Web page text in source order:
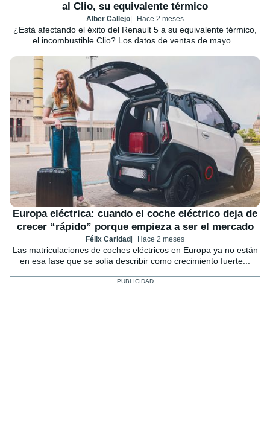
al Clio, su equivalente térmico
Alber Callejo Hace 2 meses
¿Está afectando el éxito del Renault 5 a su equivalente térmico,
el incombustible Clio? Los datos de ventas de mayo...
Europa eléctrica: cuando el coche eléctrico deja de
crecer “rápido” porque empieza a ser el mercado
Félix Caridad Hace 2 meses
Las matriculaciones de coches eléctricos en Europa ya no están
en esa fase que se solía describir como crecimiento fuerte...